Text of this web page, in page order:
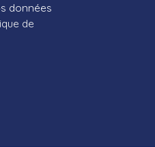
données
de